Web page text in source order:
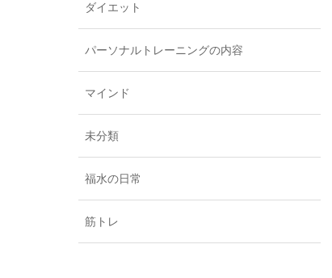
ダイエット
パーソナルトレーニングの内容
マインド
未分類
福水の日常
筋トレ